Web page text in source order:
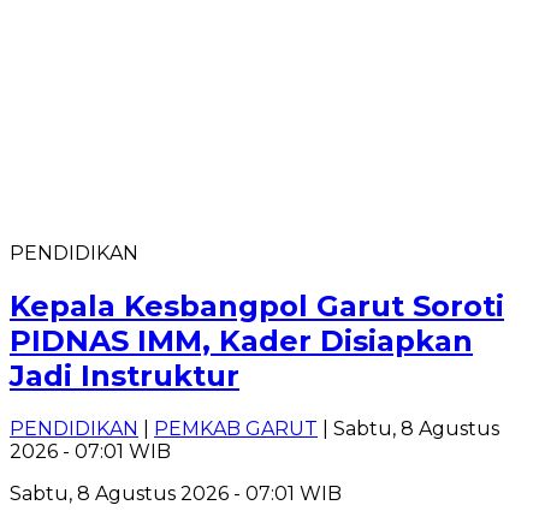
PENDIDIKAN
Kepala Kesbangpol Garut Soroti
PIDNAS IMM, Kader Disiapkan
Jadi Instruktur
PENDIDIKAN PEMKAB GARUT | Sabtu, 8 Agustus
2026 - 07:01 WIB
Sabtu, 8 Agustus 2026 - 07:01 WIB